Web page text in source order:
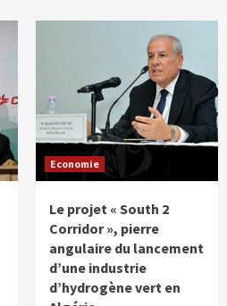
Economie
Le projet « South 2
Corridor », pierre
angulaire du lancement
d’une industrie
d’hydrogène vert en